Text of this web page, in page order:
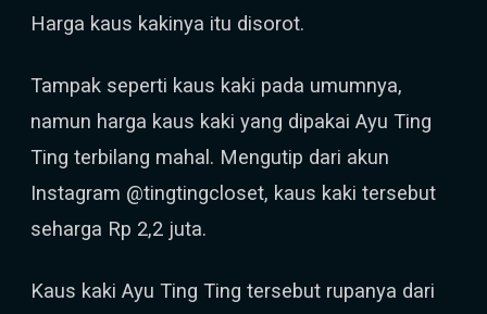
Harga kaus kakinya itu disorot.
Tampak seperti kaus kaki pada umumnya,
namun harga kaus kaki yang dipakai Ayu Ting
Ting terbilang mahal. Mengutip dari akun
Instagram @tingtingcloset, kaus kaki tersebut
seharga Rp 2,2 juta.
Kaus kaki Ayu Ting Ting tersebut rupanya dari